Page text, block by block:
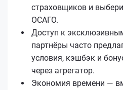
страховщиков и
ОСАГО.
Доступ к
партнёры часто
условия, кэшбэк и
через агрегатор.
Экономия времени —